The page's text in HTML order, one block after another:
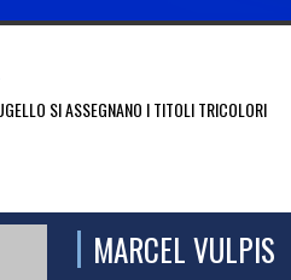
SI ASSEGNANO I TITOLI TRICOLORI
MARCEL VULPIS